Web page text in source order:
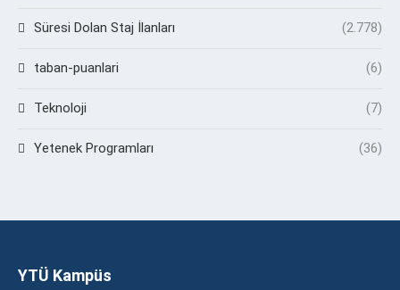
Süresi Dolan Staj İlanları (2.778)
taban-puanlari (6)
Teknoloji (7)
Yetenek Programları (36)
YTÜ Kampüs